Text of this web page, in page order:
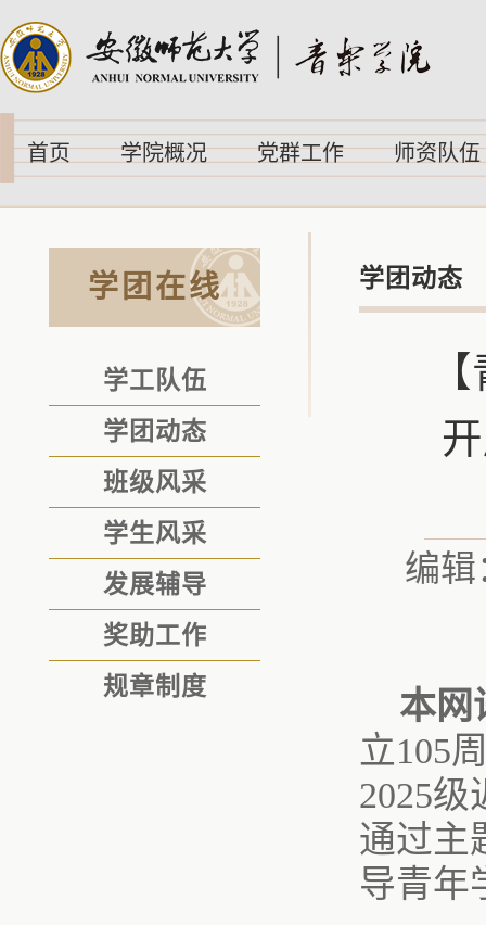
首页 学院概况 党群工作 师资队伍
学团在线
学工队伍
学团动态
班级风采
学生风采
发展辅导
奖助工作
规章制度
学团动态
编辑
本网
立105
2025级
通过主
导青年